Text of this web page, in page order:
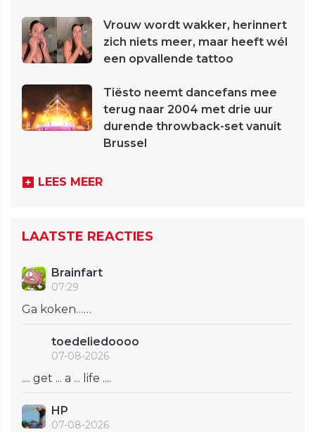
Vrouw wordt wakker, herinnert
zich niets meer, maar heeft wél
een opvallende tattoo
Tiësto neemt dancefans mee
terug naar 2004 met drie uur
durende throwback-set vanuit
Brussel
LEES MEER
LAATSTE REACTIES
Brainfart
07:29
Ga koken……
toedeliedoooo
07-08-2026
.... get ... a ... life ....
HP
07-08-2026